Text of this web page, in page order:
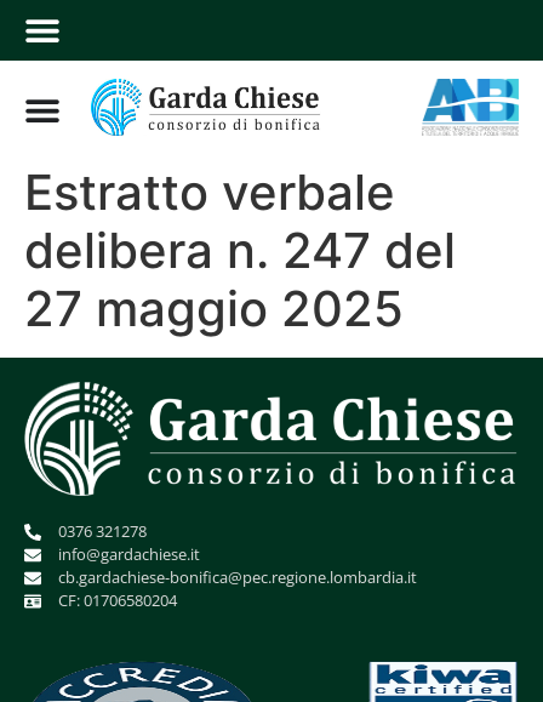
Estratto verbale
delibera n. 247 del
27 maggio 2025
0376 321278
info@gardachiese.it
cb.gardachiese-bonifica@pec.regione.lombardia.it
CF: 01706580204